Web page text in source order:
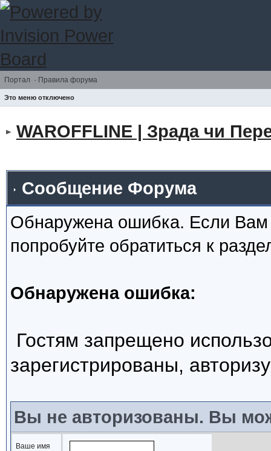
Портал · Правила форума
Это меню отключено
WAROFFLINE | Зрада чи
Сообщение Форума
Обнаружена ошибка. Если
попробуйте обратиться к
Обнаружена ошибка:
Гостям запрещено
зарегистрированы,
Вы не авторизованы. Вы
Ваше имя